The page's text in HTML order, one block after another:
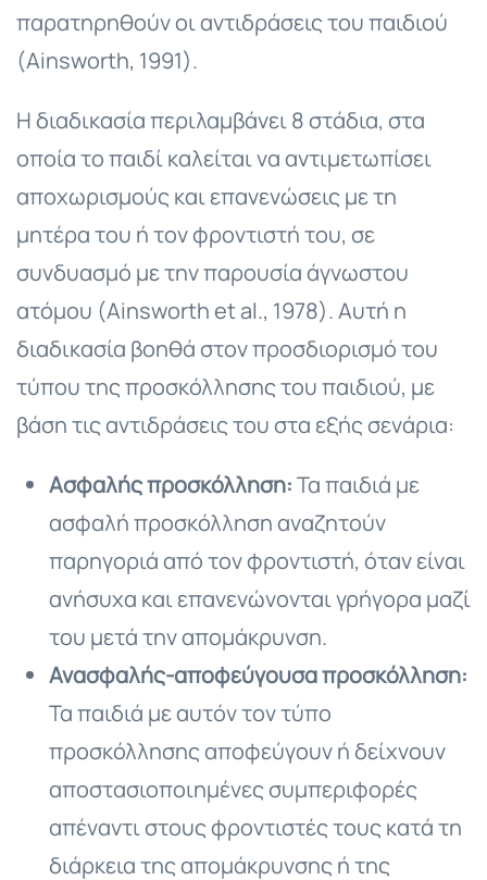
παρατηρηθούν οι αντιδράσεις του παιδιού
(Ainsworth, 1991).
Η διαδικασία περιλαμβάνει 8 στάδια, στα
οποία το παιδί καλείται να αντιμετωπίσει
αποχωρισμούς και επανενώσεις με τη
μητέρα του ή τον φροντιστή του, σε
συνδυασμό με την παρουσία άγνωστου
ατόμου (Ainsworth et al., 1978). Αυτή η
διαδικασία βοηθά στον προσδιορισμό του
τύπου της προσκόλλησης του παιδιού, με
βάση τις αντιδράσεις του στα εξής σενάρια:
Ασφαλής προσκόλληση:Τα παιδιά με
ασφαλή προσκόλληση αναζητούν
παρηγοριά από τον φροντιστή, όταν είναι
ανήσυχα και επανενώνονται γρήγορα μαζί
του μετά την απομάκρυνση.
Ανασφαλής-αποφεύγουσα προσκόλληση:
Τα παιδιά με αυτόν τον τύπο
προσκόλλησης αποφεύγουν ή δείχνουν
αποστασιοποιημένες συμπεριφορές
απέναντι στους φροντιστές τους κατά τη
διάρκεια της απομάκρυνσης ή της